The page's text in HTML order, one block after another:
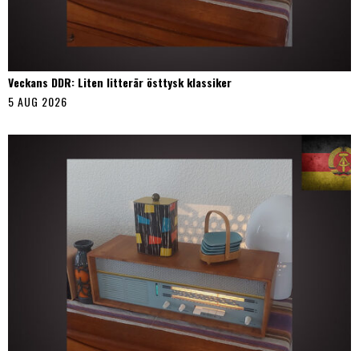
Veckans DDR: Liten litterär östtysk klassiker
5 AUG 2026